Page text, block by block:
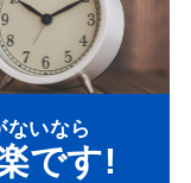
ないなら
です!